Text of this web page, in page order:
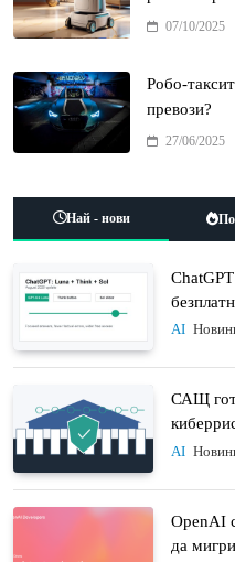
07/10/2025
Робо-
превози?
27/06/2025
Най - нови
Think
AI
САЩ
AI
OpenAI
да